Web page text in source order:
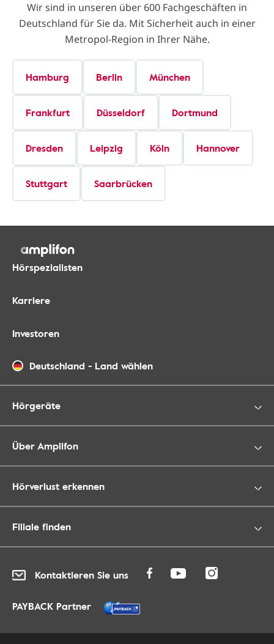
Wir sind in unseren über 600 Fachgeschäften in
Deutschland für Sie da. Mit Sicherheit auch in einer
Metropol-Region in Ihrer Nähe.
Hamburg Berlin München
Frankfurt Düsseldorf Dortmund
Dresden Leipzig Köln Hannover
Stuttgart Saarbrücken
Hörspezialisten
Karriere
Investoren
Deutschland - Land wählen
Hörgeräte
Über Amplifon
Hörverlust erkennen
Filiale finden
Kontaktieren Sie uns
PAYBACK Partner